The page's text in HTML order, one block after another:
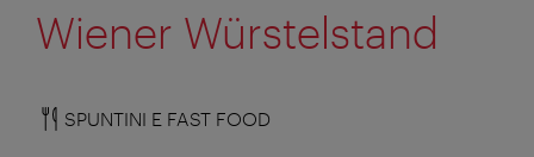
Wiener Würstelstand
SPUNTINI E FAST FOOD